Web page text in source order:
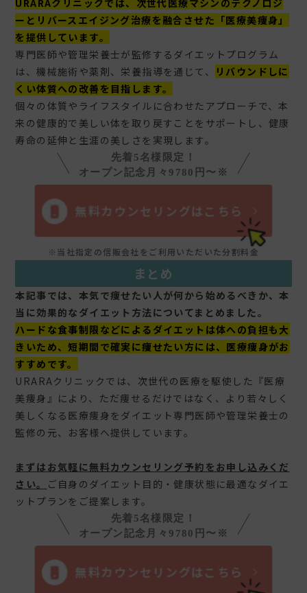
URARAクリニックでは、次世代医療マシンのテクノロジ
ーとリバースエイジング治療を融合させた「医療美痩身」
を提供しています。
専門医師や管理栄養士が監修するダイエットプログラム
は、機械施術や薬剤、栄養指導を通じて、
リバウンドしに
くい体質への改善を目指します。
個々の体質やライフスタイルに合わせたアプローチで、本
来の健康的で美しい体を取り戻すことをサポートし、健康
寿命の延伸と生涯の美しさを実現します。
先着5名様限定！
オープン記念月々9780円〜※
無料カウンセリングはこちら
※当社指定の信販会社をご利用いただいた分割料金
まとめ
本記事では、本気で痩せたい人が何から始めるべきか、本
当に効果的なダイエット方法についてまとめました。
ハードな食事制限などによるダイエットは体への負担も大
きいため、短期間で確実に痩せたい方には、医療痩身がお
すすめです。
URARAクリニックでは、次世代の医療を駆使した『医療
美痩身』により、ただ痩せるだけではなく、より若々しく
美しくなる医療痩身をダイエット専門医師や管理栄養士の
監修の元、お客様へ提供しています。
まずはお気軽に無料カウンセリング予約をお申し込みくだ
さい。
ご自身のダイエット目的・健康状態に最適なダイエ
ットプランをご提案します。
先着5名様限定！
オープン記念月々9780円〜※
無料カウンセリングはこちら